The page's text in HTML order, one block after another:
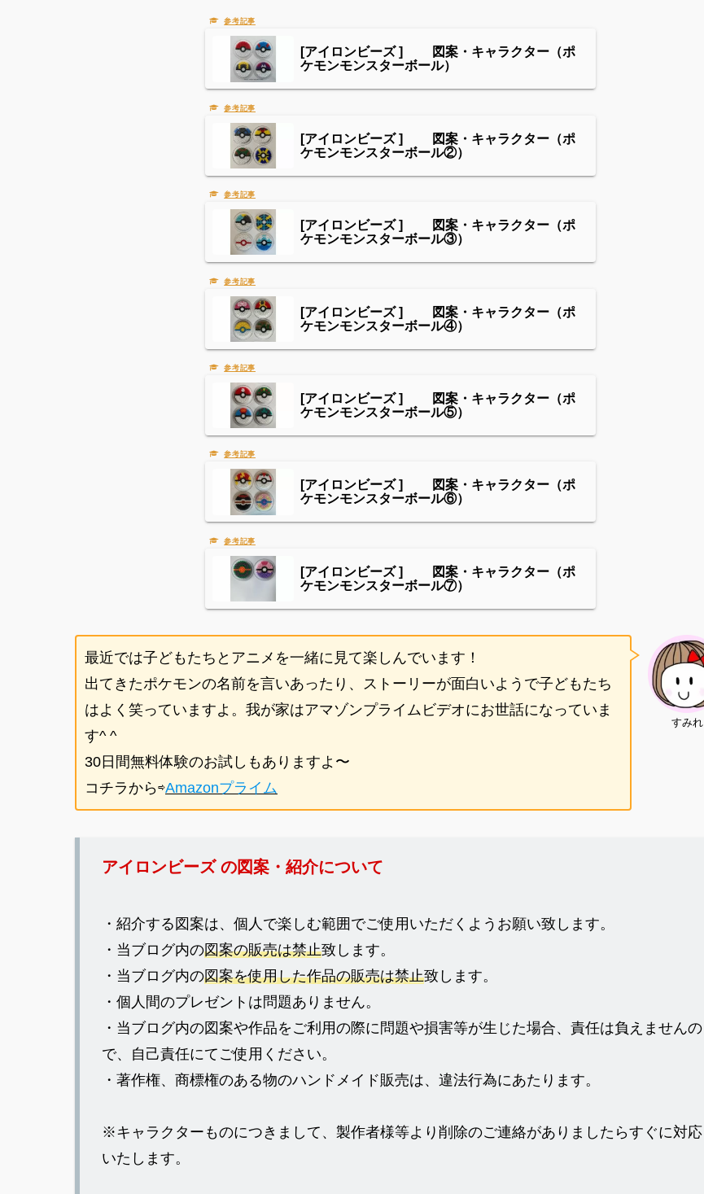
[アイロンビーズ ] 図案・キャラクター（ポ
ケモンモンスターボール）
[アイロンビーズ ] 図案・キャラクター（ポ
ケモンモンスターボール②）
[アイロンビーズ ] 図案・キャラクター（ポ
ケモンモンスターボール③）
[アイロンビーズ ] 図案・キャラクター（ポ
ケモンモンスターボール④）
[アイロンビーズ ] 図案・キャラクター（ポ
ケモンモンスターボール⑤）
[アイロンビーズ ] 図案・キャラクター（ポ
ケモンモンスターボール⑥）
[アイロンビーズ ] 図案・キャラクター（ポ
ケモンモンスターボール⑦）
すみれ
最近では子どもたちとアニメを一緒に見て楽しんでいます！
出てきたポケモンの名前を言いあったり、ストーリーが面白いようで子どもたち
はよく笑っていますよ。我が家はアマゾンプライムビデオにお世話になっていま
す^ ^
30日間無料体験のお試しもありますよ〜
コチラから⇨Amazonプライム
アイロンビーズ の図案・紹介について
・紹介する図案は、個人で楽しむ範囲でご使用いただくようお願い致します。
・当ブログ内の図案の販売は禁止致します。
・当ブログ内の図案を使用した作品の販売は禁止致します。
・個人間のプレゼントは問題ありません。
・当ブログ内の図案や作品をご利用の際に問題や損害等が生じた場合、責任は負えませんの
で、自己責任にてご使用ください。
・著作権、商標権のある物のハンドメイド販売は、違法行為にあたります。
※キャラクターものにつきまして、製作者様等より削除のご連絡がありましたらすぐに対応
いたします。